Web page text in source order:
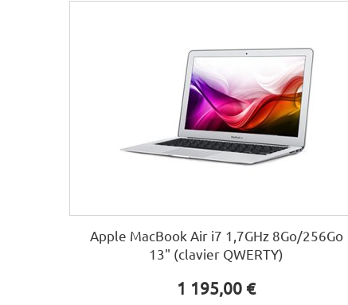
Apple MacBook Air i7 1,7GHz 8Go/256Go
13" (clavier QWERTY)
1 195,00 €